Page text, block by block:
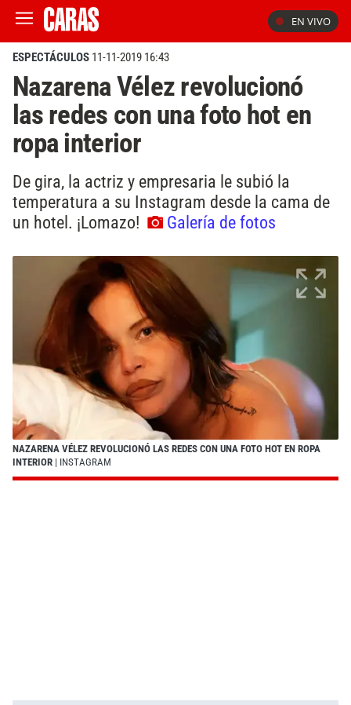
EN VIVO
ESPECTÁCULOS 11-11-2019 16:43
Nazarena Vélez revolucionó
las redes con una foto hot en
ropa interior
De gira, la actriz y empresaria le subió la
temperatura a su Instagram desde la cama de
un hotel. ¡Lomazo!
Galería de fotos
NAZARENA VÉLEZ REVOLUCIONÓ LAS REDES CON UNA FOTO HOT EN ROPA
INTERIOR | INSTAGRAM